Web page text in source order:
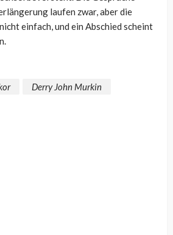
laufen zwar, aber die
einfach, und ein Abschied scheint
Derry John Murkin